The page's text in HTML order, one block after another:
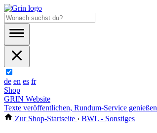
de en es fr
Shop
GRIN Website
Texte veröffentlichen, Rundum-Service genießen
Zur Shop-Startseite › BWL - Sonstiges